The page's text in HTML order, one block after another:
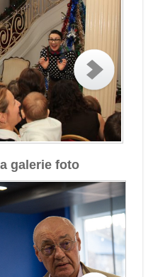
galerie foto